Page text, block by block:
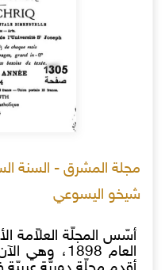
شيخو اليسوعي
أسّس المجلّة العلاّمة
العام 1898،